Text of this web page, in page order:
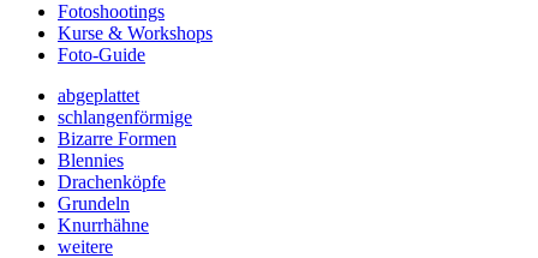
Fotoshootings
Kurse & Workshops
Foto-Guide
abgeplattet
schlangenförmige
Bizarre Formen
Blennies
Drachenköpfe
Grundeln
Knurrhähne
weitere